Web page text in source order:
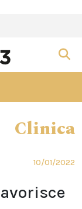
Clinica
10/01/2022